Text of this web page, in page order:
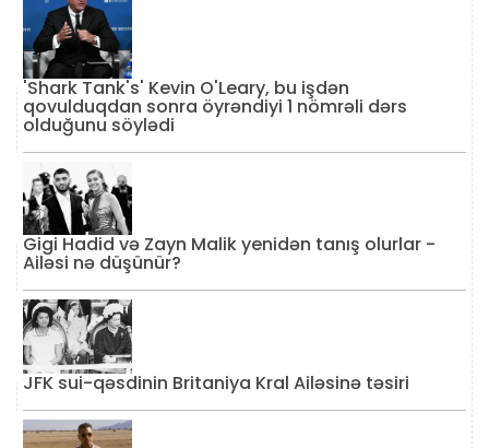
'Shark Tank's' Kevin O'Leary, bu işdən
qovulduqdan sonra öyrəndiyi 1 nömrəli dərs
olduğunu söylədi
Gigi Hadid və Zayn Malik yenidən tanış olurlar -
Ailəsi nə düşünür?
JFK sui-qəsdinin Britaniya Kral Ailəsinə təsiri